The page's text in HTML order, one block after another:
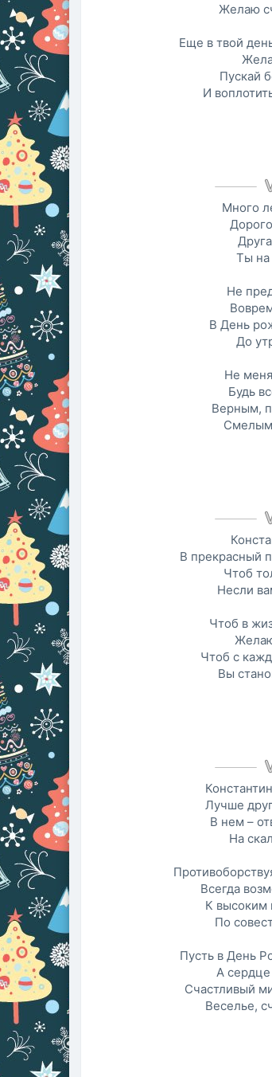
Желаю
Еще в твой
Пускай
И
Много
Ты на
Не
В День
До
Не
Будь
Верным,
Смелым
В прекрасный
Чтоб
Несли
Чтоб в
Чтоб с
Вы
Лучше
В нем –
На
Всегда
К высоким
По
Пусть в День
А сердце
Счастливый
Веселье,